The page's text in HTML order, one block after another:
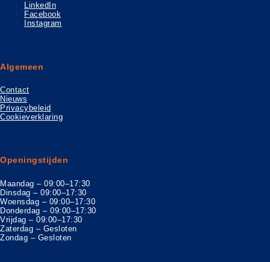
LinkedIn
Facebook
Instagram
Algemeen
Contact
Nieuws
Privacybeleid
Cookieverklaring
Openingstijden
Maandag – 09:00–17:30
Dinsdag – 09:00–17:30
Woensdag – 09:00–17:30
Donderdag – 09:00–17:30
Vrijdag – 09:00–17:30
Zaterdag – Gesloten
Zondag – Gesloten